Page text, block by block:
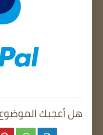
هل أعجبك